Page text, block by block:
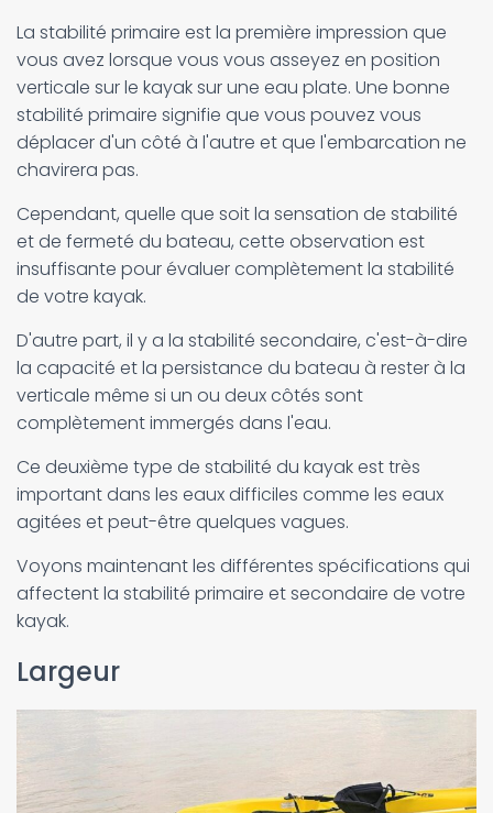
La stabilité primaire est la première impression que
vous avez lorsque vous vous asseyez en position
verticale sur le kayak sur une eau plate. Une bonne
stabilité primaire signifie que vous pouvez vous
déplacer d'un côté à l'autre et que l'embarcation ne
chavirera pas.
Cependant, quelle que soit la sensation de stabilité
et de fermeté du bateau, cette observation est
insuffisante pour évaluer complètement la stabilité
de votre kayak.
D'autre part, il y a la stabilité secondaire, c'est-à-dire
la capacité et la persistance du bateau à rester à la
verticale même si un ou deux côtés sont
complètement immergés dans l'eau.
Ce deuxième type de stabilité du kayak est très
important dans les eaux difficiles comme les eaux
agitées et peut-être quelques vagues.
Voyons maintenant les différentes spécifications qui
affectent la stabilité primaire et secondaire de votre
kayak.
Largeur